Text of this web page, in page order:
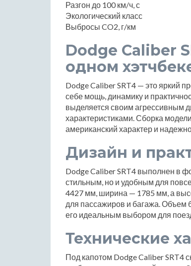
Разгон до 100 км/ч, с
Экологический класс
Выбросы CO2, г/км
Dodge Caliber
одном
Dodge Caliber SRT4 — это яркий
себе мощь, динамику и
выделяется своим агрессивным
характеристиками. Сборка
американский характер и
Дизайн и
Dodge Caliber SRT4 выполнен в
стильным, но и удобным для
4427 мм, ширина — 1785 мм, а
для пассажиров и багажа. Объем
его идеальным выбором для
Технические
Под капотом Dodge Caliber SRT4